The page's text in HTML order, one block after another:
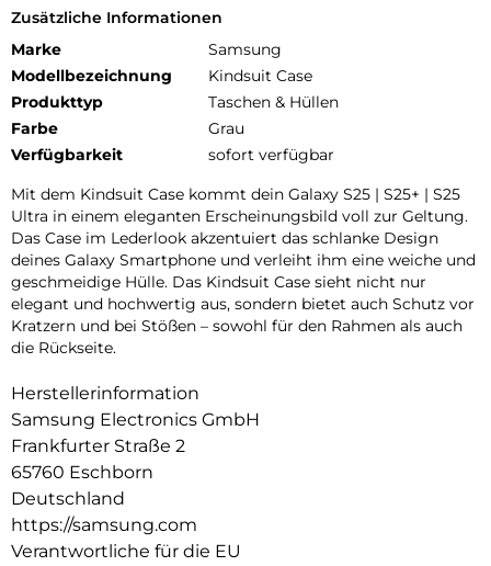
Zusätzliche Informationen
Marke
Samsung
Modellbezeichnung
Kindsuit Case
Produkttyp
Taschen & Hüllen
Farbe
Grau
Verfügbarkeit
sofort verfügbar
Mit dem Kindsuit Case kommt dein Galaxy S25 | S25+ | S25
Ultra in einem eleganten Erscheinungsbild voll zur Geltung.
Das Case im Lederlook akzentuiert das schlanke Design
deines Galaxy Smartphone und verleiht ihm eine weiche und
geschmeidige Hülle. Das Kindsuit Case sieht nicht nur
elegant und hochwertig aus, sondern bietet auch Schutz vor
Kratzern und bei Stößen – sowohl für den Rahmen als auch
die Rückseite.
Herstellerinformation
Samsung Electronics GmbH
Frankfurter Straße 2
65760 Eschborn
Deutschland
https://samsung.com
Verantwortliche für die EU